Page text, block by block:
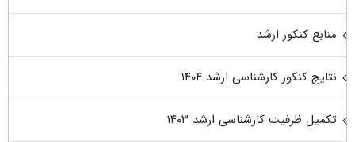
منابع کنکور ارشد
نتایج کنکور کارشناسی ارشد ۱۴۰۴
تکمیل ظرفیت کارشناسی ارشد ۱۴۰۳